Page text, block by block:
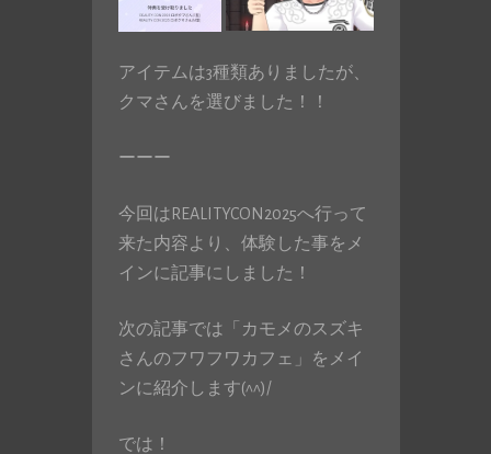
アイテムは3種類ありましたが、
クマさんを選びました！！
ーーー
今回はREALITYCON2025へ行って
来た内容より、体験した事をメ
インに記事にしました！
次の記事では「カモメのスズキ
さんのフワフワカフェ」をメイ
ンに紹介します(^^)/
では！